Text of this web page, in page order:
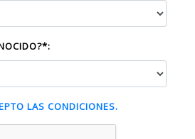
LAS CONDICIONES.